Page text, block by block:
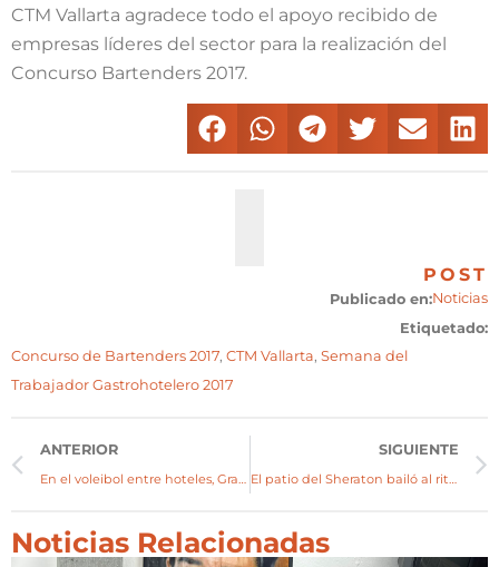
CTM Vallarta agradece todo el apoyo recibido de
empresas líderes del sector para la realización del
Concurso Bartenders 2017.
POST
Publicado en:Noticias
Etiquetado:
Concurso de Bartenders 2017, CTM Vallarta, Semana del
Trabajador Gastrohotelero 2017
ANTERIOR
En el voleibol entre hoteles, Grand Fiesta Americana se puso la corona
SIGUIENTE
El patio del Sheraton bailó al ritmo de la Master Class
Noticias Relacionadas